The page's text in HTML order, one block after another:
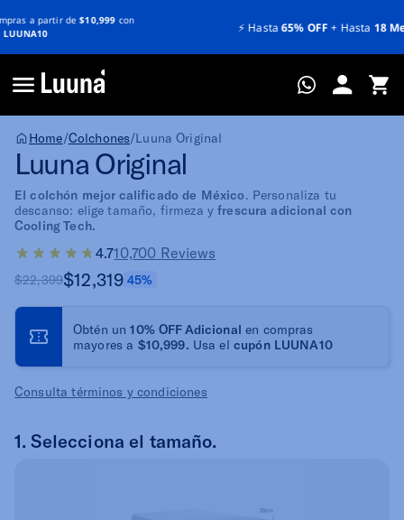
⚡️Hasta65% OFF 18 Meses sin intereses
Home/Colchones/Luuna Original
Luuna Original
El colchón mejor calificado de México. Personaliza tu
descanso: elige tamaño, firmeza yfrescura adicional con
Cooling Tech.
4.710,700 Reviews
$22,399$12,319 45%
Obtén un10% OFF Adicionalen compras
mayores a $10,999. Usa el cupón LUUNA10
Consultatérminos y condiciones
1.Selecciona el tamaño.